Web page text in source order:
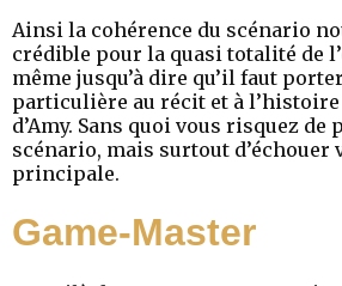
Ainsi la cohérence du scénario
crédible pour la quasi totalité de
même jusqu’à dire qu’il faut
particulière au récit et à
d’Amy. Sans quoi vous risquez de
scénario, mais surtout d’échouer
principale.
Game-Master